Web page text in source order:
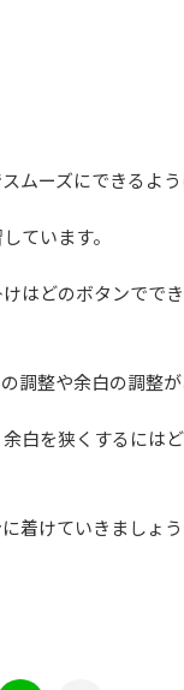
ムーズにできるよう
ています。
はどのボタンでで
調整や余白の調整が
白を狭くするには
着けていきましょう